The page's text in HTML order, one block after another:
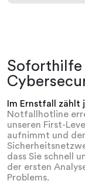
Soforthilfe
Im Ernstfall zählt
Notfallhotline
unseren First-
aufnimmt und
dass Sie schnell
der ersten
Problems.